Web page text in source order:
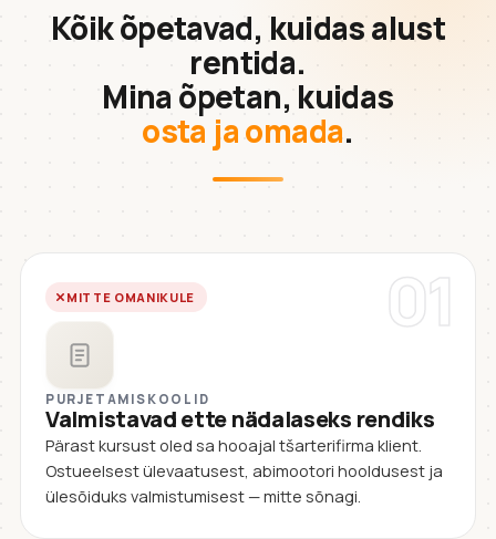
Kõik õpetavad, kuidas alust
rentida.
Mina õpetan, kuidas
osta ja omada.
01
MITTE OMANIKULE
PURJETAMISKOOLID
Valmistavad ette nädalaseks rendiks
Pärast kursust oled sa hooajal tšarterifirma klient.
Ostueelsest ülevaatusest, abimootori hooldusest ja
ülesõiduks valmistumisest — mitte sõnagi.